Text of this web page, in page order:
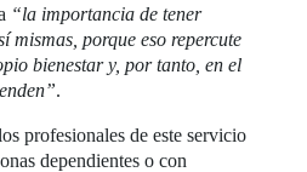
“la importancia de tener
mismas, porque eso repercute
bienestar y, por tanto, en el
.
profesionales de este servicio
dependientes o con